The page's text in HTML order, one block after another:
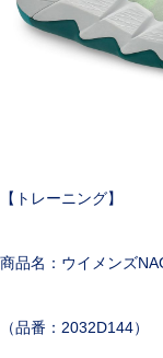
【トレーニング】
商品名：ウイメンズ
（品番：2032D144）